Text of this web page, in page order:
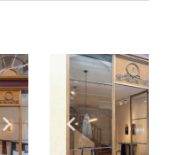
Show next slide
Show